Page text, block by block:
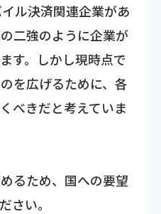
ル決済関連企業があ
二強のように企業が
す。しかし現時点で
を広げるために、各
べきだと考えていま
めるため、国への要望
さい。